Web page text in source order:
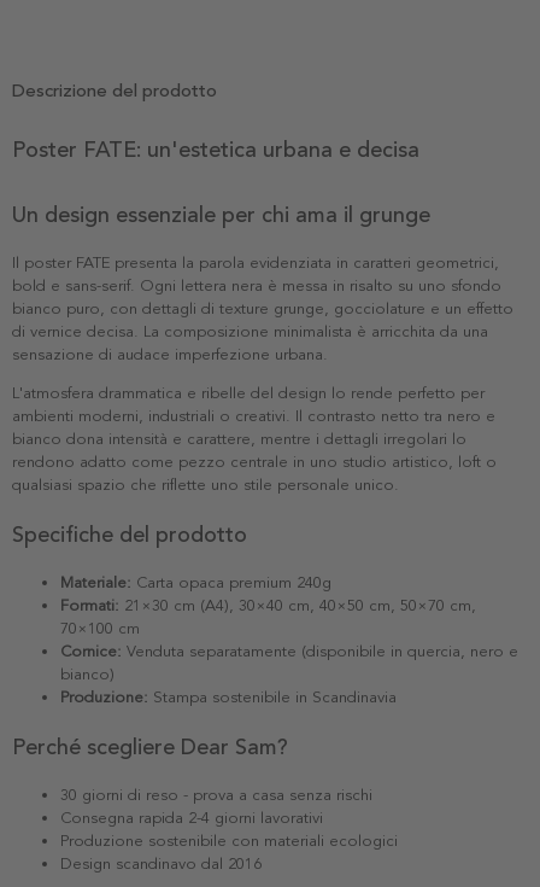
Descrizione del prodotto
Poster FATE: un'estetica urbana e decisa
Un design essenziale per chi ama il grunge
Il poster FATE presenta la parola evidenziata in caratteri geometrici,
bold e sans-serif. Ogni lettera nera è messa in risalto su uno sfondo
bianco puro, con dettagli di texture grunge, gocciolature e un effetto
di vernice decisa. La composizione minimalista è arricchita da una
sensazione di audace imperfezione urbana.
L'atmosfera drammatica e ribelle del design lo rende perfetto per
ambienti moderni, industriali o creativi. Il contrasto netto tra nero e
bianco dona intensità e carattere, mentre i dettagli irregolari lo
rendono adatto come pezzo centrale in uno studio artistico, loft o
qualsiasi spazio che riflette uno stile personale unico.
Specifiche del prodotto
Materiale: Carta opaca premium 240g
Formati: 21×30 cm (A4), 30×40 cm, 40×50 cm, 50×70 cm,
70×100 cm
Cornice: Venduta separatamente (disponibile in quercia, nero e
bianco)
Produzione: Stampa sostenibile in Scandinavia
Perché scegliere Dear Sam?
30 giorni di reso - prova a casa senza rischi
Consegna rapida 2-4 giorni lavorativi
Produzione sostenibile con materiali ecologici
Design scandinavo dal 2016